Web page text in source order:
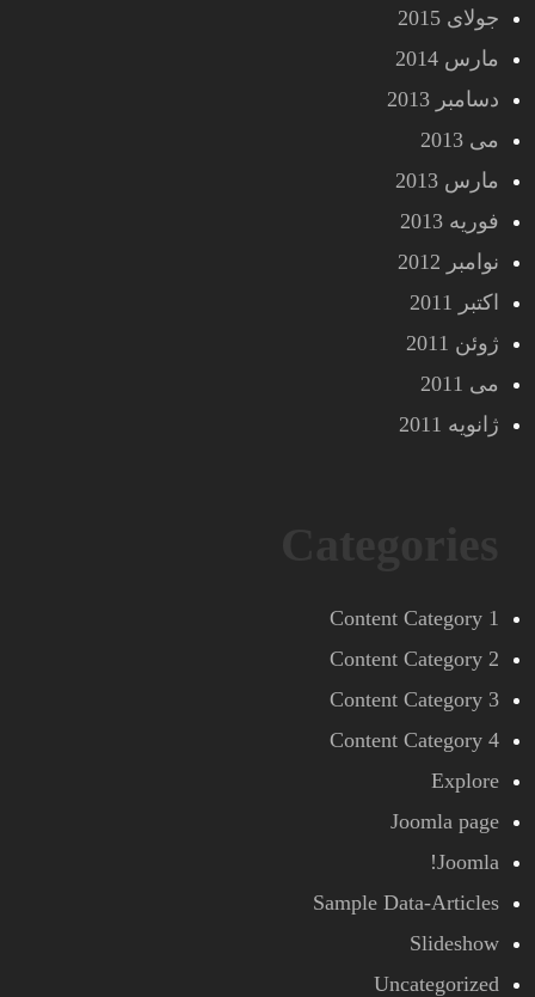
جولای 2015
مارس 2014
دسامبر 2013
می 2013
مارس 2013
فوریه 2013
نوامبر 2012
اکتبر 2011
ژوئن 2011
می 2011
ژانویه 2011
Content Category 1
Content Category 2
Content Category 3
Content Category 4
Explore
Joomla page
Joomla!
Sample Data-Articles
Slideshow
Uncategorized